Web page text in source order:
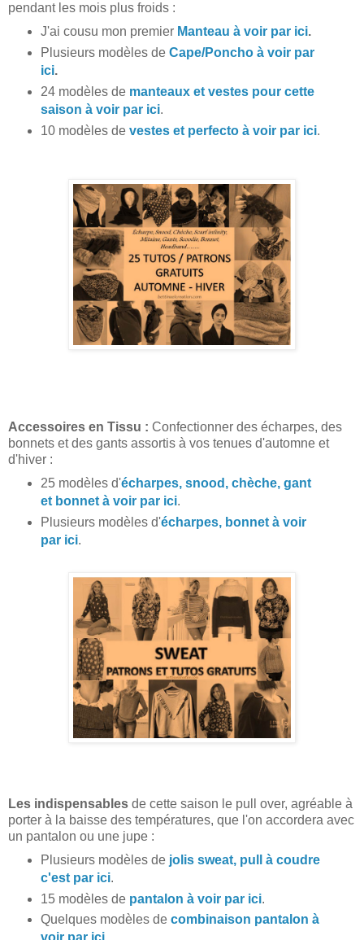
pendant les mois plus froids :
J'ai cousu mon premier Manteau à voir par ici.
Plusieurs modèles de Cape/Poncho à voir par
ici.
24 modèles de manteaux et vestes pour cette
saison à voir par ici.
10 modèles de vestes et perfecto à voir par ici.
Accessoires en Tissu : Confectionner des écharpes, des
bonnets et des gants assortis à vos tenues d'automne et
d'hiver :
25 modèles d'écharpes, snood, chèche, gant
et bonnet à voir par ici.
Plusieurs modèles d'écharpes, bonnet à voir
par ici.
Les indispensables de cette saison le pull over, agréable à
porter à la baisse des températures, que l'on accordera avec
un pantalon ou une jupe :
Plusieurs modèles de jolis sweat, pull à coudre
c'est par ici.
15 modèles de pantalon à voir par ici.
Quelques modèles de combinaison pantalon à